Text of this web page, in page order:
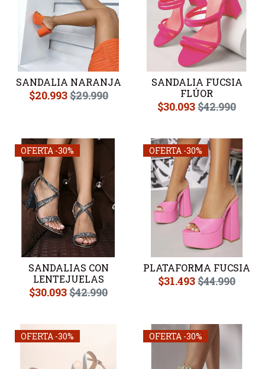
SANDALIA NARANJA
$20.993$29.990
SANDALIA FUCSIA
FLÚOR
$30.093$42.990
OFERTA -30%
SANDALIAS CON
LENTEJUELAS
$30.093$42.990
OFERTA -30%
PLATAFORMA FUCSIA
$31.493$44.990
OFERTA -30% OFERTA -30%